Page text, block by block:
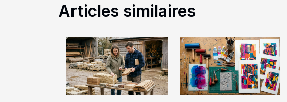
Articles similaires